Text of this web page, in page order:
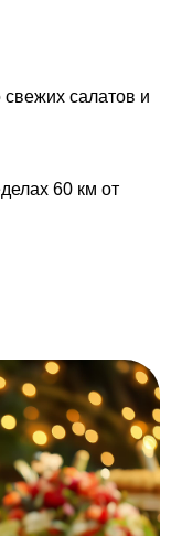
свежих салатов и
60 км от